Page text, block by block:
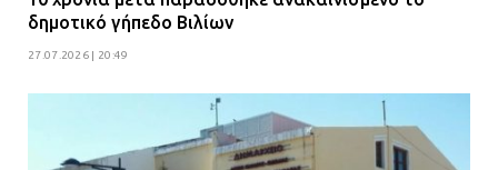
δημοτικό γήπεδο Βιλίων
27.07.2026 | 20:49